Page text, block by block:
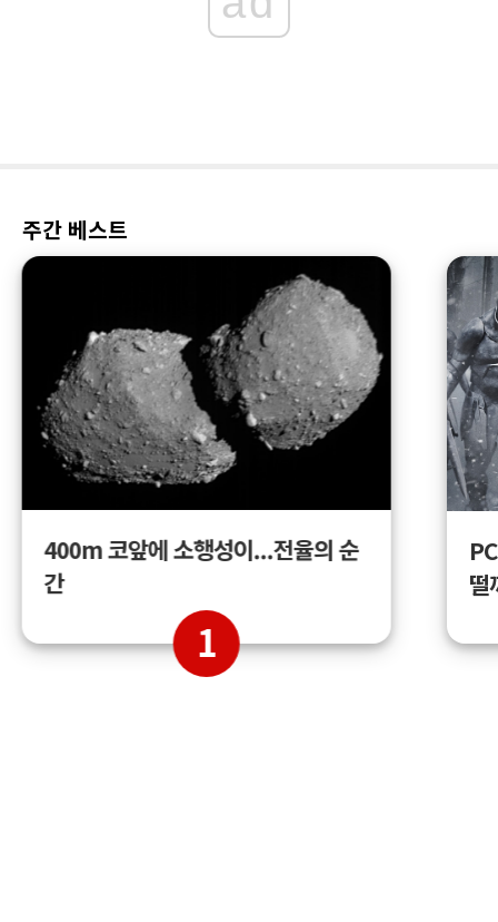
주간 베스트
400m 코앞에 소행성이...전율의 순
간
1
떨